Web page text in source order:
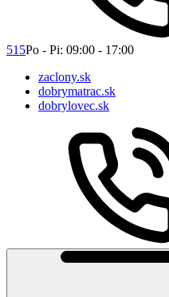
515Po - Pi: 09:00 - 17:00
zaclony.sk
dobrymatrac.sk
dobrylovec.sk